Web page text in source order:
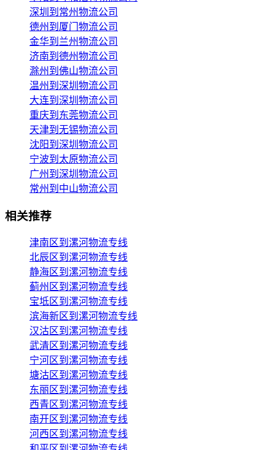
深圳到常州物流公司
德州到厦门物流公司
金华到兰州物流公司
济南到德州物流公司
滁州到佛山物流公司
温州到深圳物流公司
大连到深圳物流公司
重庆到东莞物流公司
天津到无锡物流公司
沈阳到深圳物流公司
宁波到太原物流公司
广州到深圳物流公司
常州到中山物流公司
相关推荐
津南区到漯河物流专线
北辰区到漯河物流专线
静海区到漯河物流专线
蓟州区到漯河物流专线
宝坻区到漯河物流专线
滨海新区到漯河物流专线
汉沽区到漯河物流专线
武清区到漯河物流专线
宁河区到漯河物流专线
塘沽区到漯河物流专线
东丽区到漯河物流专线
西青区到漯河物流专线
南开区到漯河物流专线
河西区到漯河物流专线